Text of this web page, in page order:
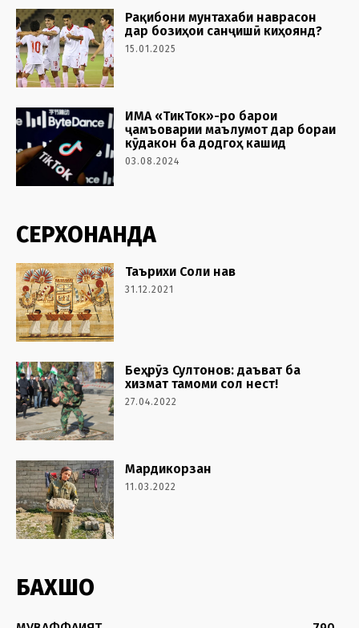
Рақибони мунтахаби наврасон
дар бозиҳои санҷишӣ киҳоянд?
15.01.2025
ИМА «ТикТок»-ро барои
ҷамъоварии маълумот дар бораи
кӯдакон ба додгоҳ кашид
03.08.2024
СЕРХОНАНДА
Таърихи Соли нав
31.12.2021
Беҳрӯз Султонов: даъват ба
хизмат тамоми сол нест!
27.04.2022
Мардикорзан
11.03.2022
БАХШҲО